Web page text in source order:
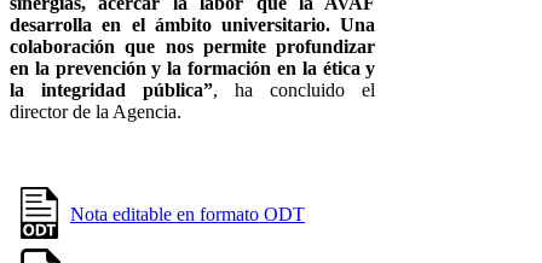
desarrolla en el ámbito universitario. Una
colaboración que nos permite profundizar
en la prevención y la formación en la ética y
la integridad pública”, ha concluido el
director de la Agencia.
Nota editable en formato ODT